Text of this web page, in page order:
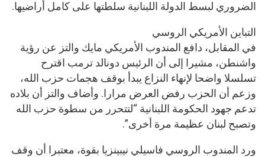
الضروري لبسط الدولة اللبنانية سلطتها على كامل أراضيها.
التباين الأمريكي الروسي
في المقابل، دافع المندوب الأمريكي مايك والتز عن رؤية
واشنطن، مشيرا إلى أن الرئيس دونالد ترمب اقترح
تسلسلا واضحا لإنهاء النزاع يبدأ بوقف هجمات حزب الله،
وزعم أن الحزب رفض العرض مرارا. وأضاف والتز أن بلاده
تدعم جهود الحكومة اللبنانية “لتتحرر من سطوة حزب الله
وتصبح لبنان عظيمة مرة أخرى”.
ورد المندوب الروسي فاسيلي نيبينزيا بقوة، معتبرا أن وقف